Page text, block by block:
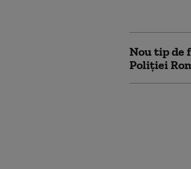
Nou tip de
Poliţiei